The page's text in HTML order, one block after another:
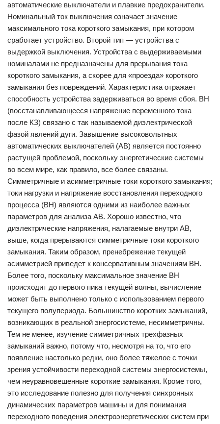
автоматические выключатели и плавкие предохранители.
Номинальный ток выключения означает значение
максимального тока короткого замыкания, при котором
сработает устройство. Второй тип — устройства с
выдержкой выключения. Устройства с выдерживаемыми
номиналами не предназначены для прерывания тока
короткого замыкания, а скорее для «проезда» короткого
замыкания без повреждений. Характеристика отражает
способность устройства задерживаться во время сбоя. ВН
(восстанавливающееся напряжение переменного тока
после КЗ) связано с так называемой диэлектрической
фазой явлений дуги. Завышение высоковольтных
автоматических выключателей (АВ) является постоянно
растущей проблемой, поскольку энергетические системы
во всем мире, как правило, все более связаны.
Симметричные и асимметричные токи короткого замыкания;
токи нагрузки и напряжение восстановления переходного
процесса (ВН) являются одними из наиболее важных
параметров для анализа АВ. Хорошо известно, что
диэлектрические напряжения, налагаемые внутри АВ,
выше, когда прерываются симметричные токи короткого
замыкания. Таким образом, пренебрежение текущей
асимметрией приведет к консервативным значениям ВН.
Более того, поскольку максимальное значение ВН
происходит до первого пика текущей волны, вычисление
может быть выполнено только с использованием первого
текущего полупериода. Большинство коротких замыканий,
возникающих в реальной энергосистеме, несимметричны.
Тем не менее, изучение симметричных трехфазных
замыканий важно, потому что, несмотря на то, что его
появление настолько редки, оно более тяжелое с точки
зрения устойчивости переходной системы энергосистемы,
чем неуравновешенные короткие замыкания. Кроме того,
это исследование полезно для получения синхронных
динамических параметров машины и для понимания
переходного поведения электроэнергетических систем при